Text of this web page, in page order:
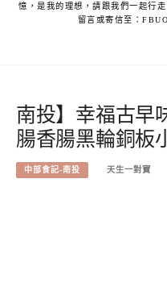
憶，是我的理想，請跟我們一起行
留言或寄信至：
南投】幸福古早
腸香腸黑輪銅板
中部食記-南投 天生一對寶